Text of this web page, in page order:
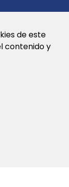
de este
contenido y